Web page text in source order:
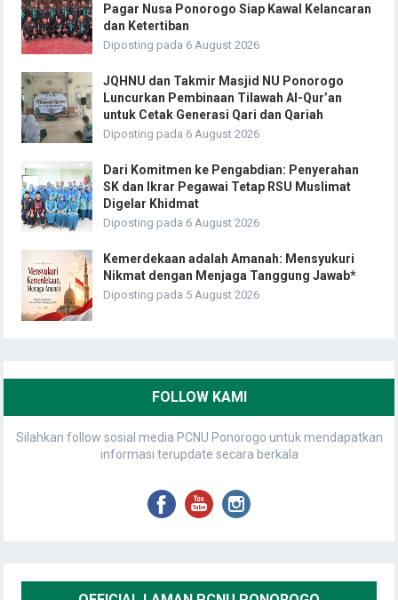
Pagar Nusa Ponorogo Siap Kawal Kelancaran
dan Ketertiban
Diposting pada 6 August 2026
JQHNU dan Takmir Masjid NU Ponorogo
Luncurkan Pembinaan Tilawah Al-Qur’an
untuk Cetak Generasi Qari dan Qariah
Diposting pada 6 August 2026
Dari Komitmen ke Pengabdian: Penyerahan
SK dan Ikrar Pegawai Tetap RSU Muslimat
Digelar Khidmat
Diposting pada 6 August 2026
Kemerdekaan adalah Amanah: Mensyukuri
Nikmat dengan Menjaga Tanggung Jawab*
Diposting pada 5 August 2026
FOLLOW KAMI
Silahkan follow sosial media PCNU Ponorogo untuk mendapatkan
informasi terupdate secara berkala